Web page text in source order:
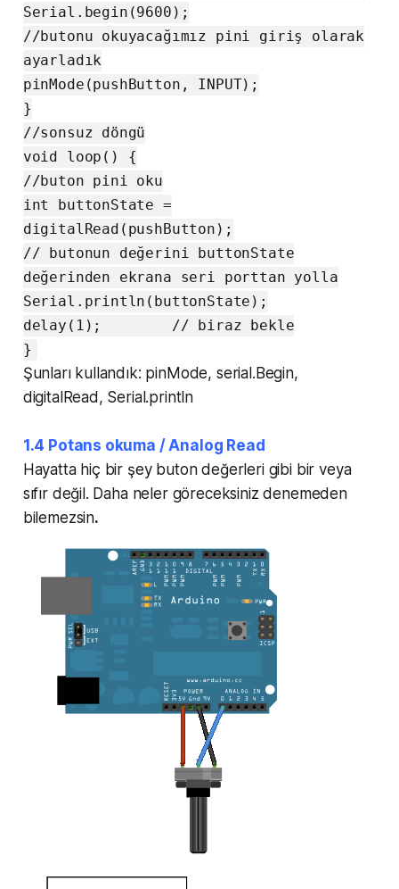
Serial.begin(9600);
//butonu okuyacağımız pini giriş olarak
ayarladık
pinMode(pushButton, INPUT);
}
//sonsuz döngü
void loop() {
//buton pini oku
int buttonState =
digitalRead(pushButton);
// butonun değerini buttonState
değerinden ekrana seri porttan yolla
Serial.println(buttonState);
delay(1); // biraz bekle
}
Şunları kullandık: pinMode, serial.Begin,
digitalRead, Serial.println
1.4 Potans okuma / Analog Read
Hayatta hiç bir şey buton değerleri gibi bir veya
sıfır değil. Daha neler göreceksiniz denemeden
bilemezsin.